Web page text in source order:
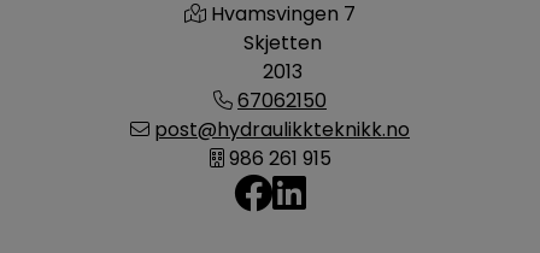
Hvamsvingen 7
Skjetten
2013
67062150
post@hydraulikkteknikk.no
986 261 915